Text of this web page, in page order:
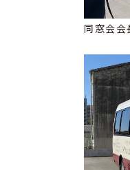
同窓会会